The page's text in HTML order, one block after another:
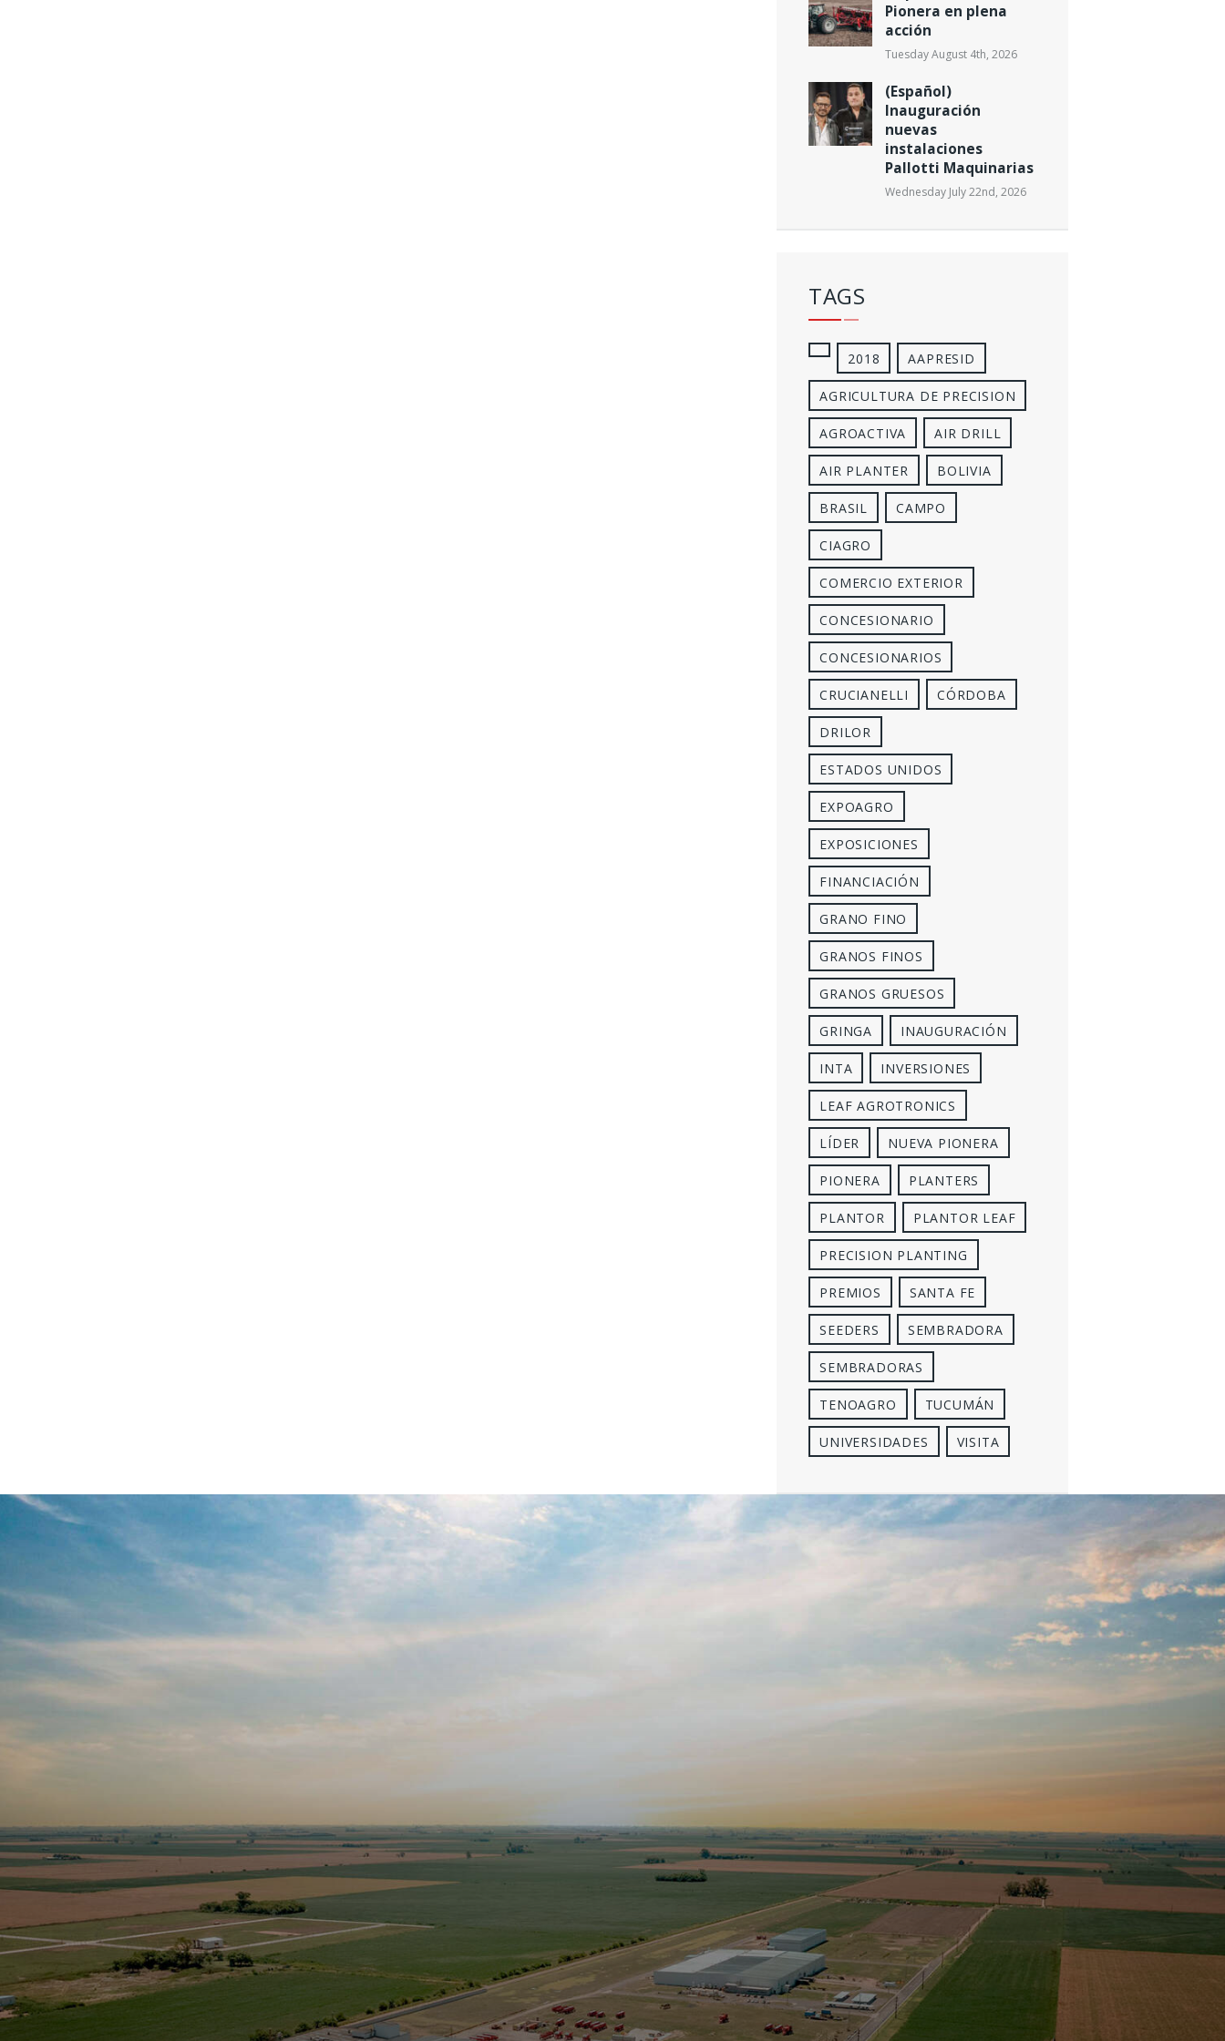
Pionera en plena
acción
Tuesday August 4th, 2026
(Español)
Inauguración
nuevas
instalaciones
Pallotti Maquinarias
Wednesday July 22nd, 2026
TAGS
2018 AAPRESID
AGRICULTURA DE PRECISION
AGROACTIVA AIR DRILL
AIR PLANTER BOLIVIA
BRASIL CAMPO
CIAGRO
COMERCIO EXTERIOR
CONCESIONARIO
CONCESIONARIOS
CRUCIANELLI CÓRDOBA
DRILOR
ESTADOS UNIDOS
EXPOAGRO
EXPOSICIONES
FINANCIACIÓN
GRANO FINO
GRANOS FINOS
GRANOS GRUESOS
GRINGA INAUGURACIÓN
INTA INVERSIONES
LEAF AGROTRONICS
LÍDER NUEVA PIONERA
PIONERA PLANTERS
PLANTOR PLANTOR LEAF
PRECISION PLANTING
PREMIOS SANTA FE
SEEDERS SEMBRADORA
SEMBRADORAS
TENOAGRO TUCUMÁN
UNIVERSIDADES VISITA